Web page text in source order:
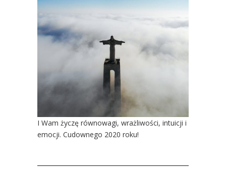
I Wam życzę równowagi, wrażliwości, intuicji i
emocji. Cudownego 2020 roku!